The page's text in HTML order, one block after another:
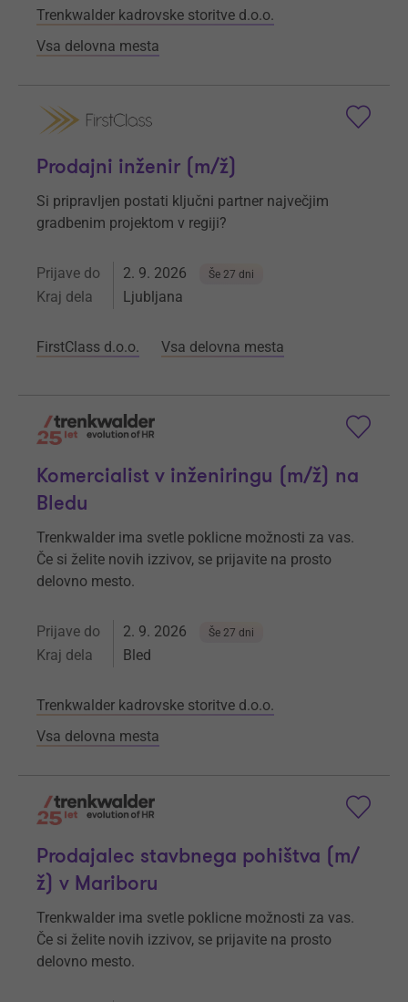
Trenkwalder kadrovske storitve d.o.o.
Vsa delovna mesta
Prodajni inženir (m/ž)
Si pripravljen postati ključni partner največjim
gradbenim projektom v regiji?
Prijave do 2. 9. 2026 Še 27 dni
Kraj dela Ljubljana
FirstClass d.o.o. Vsa delovna mesta
Komercialist v inženiringu (m⁠/⁠ž) na
Bledu
Trenkwalder ima svetle poklicne možnosti za vas.
Če si želite novih izzivov, se prijavite na prosto
delovno mesto.
Prijave do 2. 9. 2026 Še 27 dni
Kraj dela Bled
Trenkwalder kadrovske storitve d.o.o.
Vsa delovna mesta
Prodajalec stavbnega pohištva (m/
ž) v Mariboru
Trenkwalder ima svetle poklicne možnosti za vas.
Če si želite novih izzivov, se prijavite na prosto
delovno mesto.